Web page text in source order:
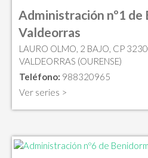
Administración nº1 de
Valdeorras
LAURO OLMO, 2 BAJO, CP
VALDEORRAS (OURENSE)
Teléfono: 988320965
Ver series >